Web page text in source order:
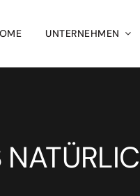
UNTERNEHMEN